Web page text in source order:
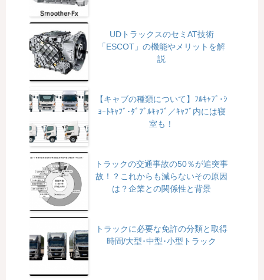
UDトラックスのセミAT技術
「ESCOT」の機能やメリットを解
説
【キャブの種類について】ﾌﾙｷｬﾌﾞ･ｼ
ｮｰﾄｷｬﾌﾞ･ﾀﾞﾌﾞﾙｷｬﾌﾞ／ｷｬﾌﾞ内には寝
室も！
トラックの交通事故の50％が追突事
故！？これからも減らないその原因
は？企業との関係性と背景
トラックに必要な免許の分類と取得
時間/大型･中型･小型トラック